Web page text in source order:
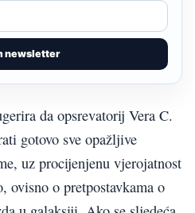
newsletter
da opsrevatorij Vera C.
gotovo sve opažljive
uz procijenjenu vjerojatnost
ovisno o pretpostavkama o